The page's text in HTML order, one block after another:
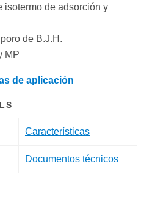
isotermo de adsorción y
de B.J.H.
MP
de aplicación
Características
Documentos técnicos